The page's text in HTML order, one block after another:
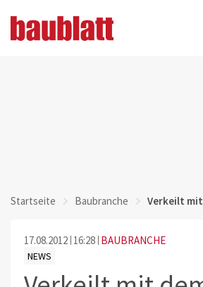
Startseite Baubranche Verkeilt mit
17.08.2012 16:28 BAUBRANCHE
NEWS